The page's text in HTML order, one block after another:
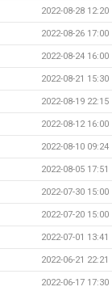
2022-08-28 12:20
2022-08-26 17:00
2022-08-24 16:00
2022-08-21 15:30
2022-08-19 22:15
2022-08-12 16:00
2022-08-10 09:24
2022-08-05 17:51
2022-07-30 15:00
2022-07-20 15:00
2022-07-01 13:41
2022-06-21 22:21
2022-06-17 17:30